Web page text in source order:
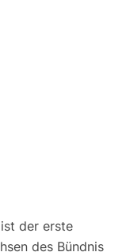
der erste
des Bündnis